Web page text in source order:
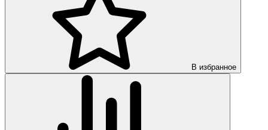
В избранное